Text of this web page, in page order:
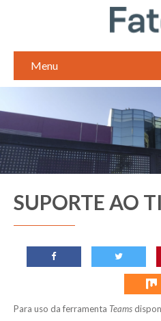
Menu
SUPORTE AO TI
Para uso da ferramenta Teams